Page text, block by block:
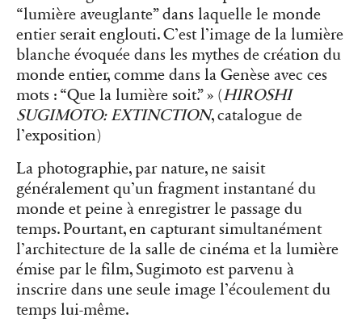
“lumière aveuglante” dans laquelle le monde
entier serait englouti. C’est l’image de la lumière
blanche évoquée dans les mythes de création du
monde entier, comme dans la Genèse avec ces
mots : “Que la lumière soit.” » (HIROSHI
SUGIMOTO: EXTINCTION, catalogue de
l’exposition)
La photographie, par nature, ne saisit
généralement qu’un fragment instantané du
monde et peine à enregistrer le passage du
temps. Pourtant, en capturant simultanément
l’architecture de la salle de cinéma et la lumière
émise par le film, Sugimoto est parvenu à
inscrire dans une seule image l’écoulement du
temps lui-même.